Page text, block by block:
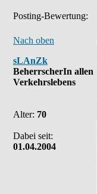
Posting-Bewertung:
Nach oben
sLAnZk
BeherrscherIn allen
Verkehrslebens
Alter: 70
Dabei seit:
01.04.2004